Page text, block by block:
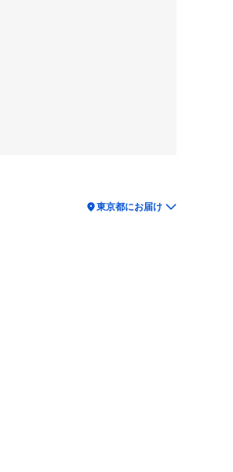
location_on東京都にお届け